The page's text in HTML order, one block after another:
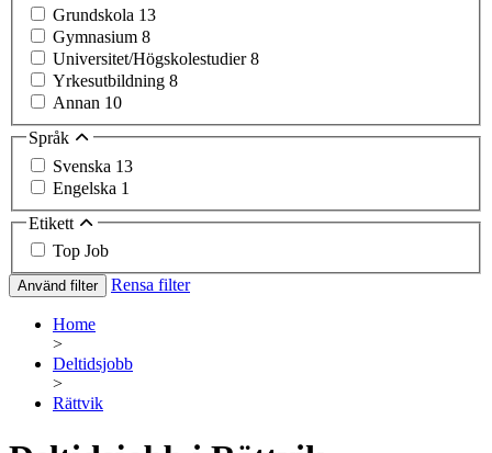
Grundskola 13
Gymnasium 8
Universitet/Högskolestudier8
Yrkesutbildning 8
Annan 10
Språk
Svenska 13
Engelska 1
Etikett
Top Job
Använd filter Rensa filter
Home
>
Deltidsjobb
>
Rättvik